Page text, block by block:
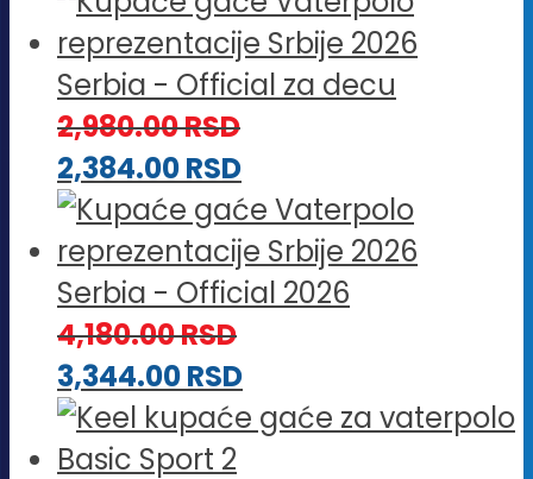
Serbia - Official za decu
2,980.00RSD
2,384.00RSD
Serbia - Official 2026
4,180.00RSD
3,344.00RSD